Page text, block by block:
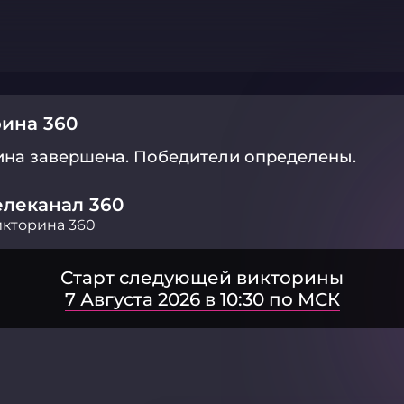
360
завершена. Победители определены.
360
360
Старт следующей викторины
7 Августа 2026 в 10:30 по МСК